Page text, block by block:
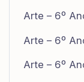
Arte – 6º
Arte – 6º
Arte – 6º